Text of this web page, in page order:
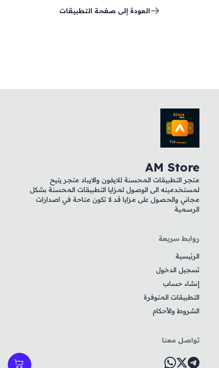
العودة إلى صفحة التطبيقات
AM Store
متجر التطبيقات المحسنة للايفون والايباد متجر يتيح
لمستخدمينه الى الوصول لمزايا التطبيقات المحسنة بشكل
مجاني والحصول على مزايا قد لا تكون متاحة في اصدارات
الرسمية
روابط سريعة
الرئيسية
تسجيل الدخول
إنشاء حساب
التطبيقات المتوفرة
الشروط والأحكام
تواصل معنا